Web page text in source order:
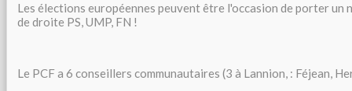
Les élections européennes peuvent être l'occasion de porter un
de droite PS, UMP, FN !
Le PCF a 6 conseillers communautaires (3 à Lannion, : Féjean,